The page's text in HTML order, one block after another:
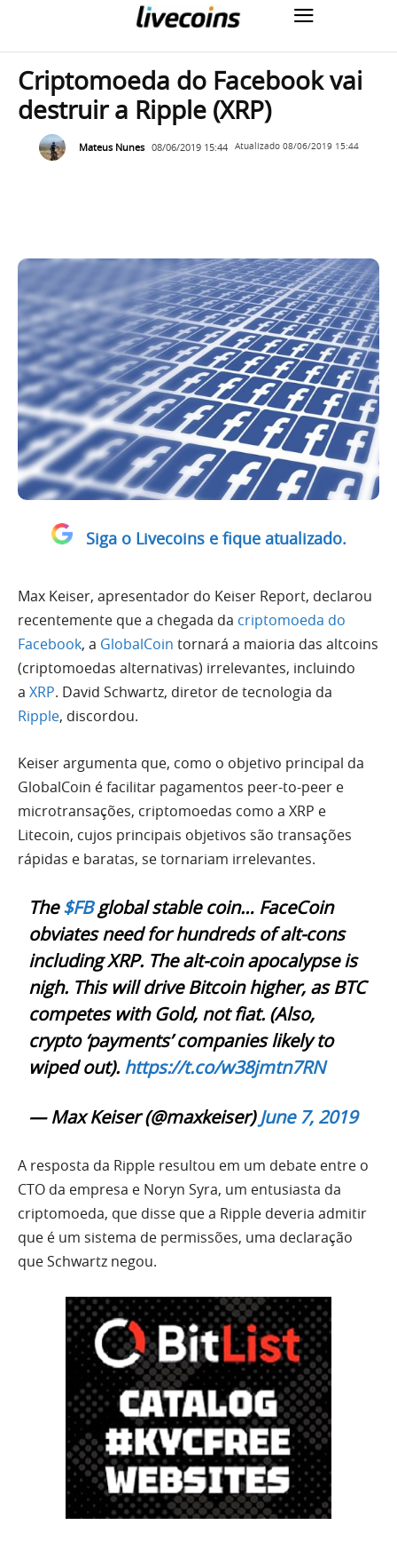
Criptomoeda do Facebook vai
destruir a Ripple (XRP)
Mateus Nunes 08/06/2019 15:44 Atualizado 08/06/2019 15:44
Siga o Livecoins e fique atualizado.
Max Keiser, apresentador do Keiser Report, declarou
recentemente que a chegada da criptomoeda do
Facebook, a GlobalCoin tornará a maioria das altcoins
(criptomoedas alternativas) irrelevantes, incluindo
a XRP. David Schwartz, diretor de tecnologia da
Ripple, discordou.
Keiser argumenta que, como o objetivo principal da
GlobalCoin é facilitar pagamentos peer-to-peer e
microtransações, criptomoedas como a XRP e
Litecoin, cujos principais objetivos são transações
rápidas e baratas, se tornariam irrelevantes.
The$FBglobal stable coin… FaceCoin
obviates need for hundreds of alt-cons
including XRP. The alt-coin apocalypse is
nigh. This will drive Bitcoin higher, as BTC
competes with Gold, not fiat. (Also,
crypto ‘payments’ companies likely to
wiped out). https://t.co/w38jmtn7RN
— Max Keiser (@maxkeiser)June 7, 2019
A resposta da Ripple resultou em um debate entre o
CTO da empresa e Noryn Syra, um entusiasta da
criptomoeda, que disse que a Ripple deveria admitir
que é um sistema de permissões, uma declaração
que Schwartz negou.